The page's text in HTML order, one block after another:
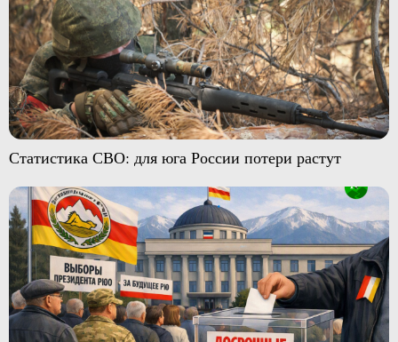
Статистика СВО: для юга России потери растут